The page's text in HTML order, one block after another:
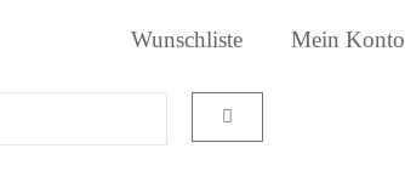
Wunschliste Mein Konto
Warenkorb